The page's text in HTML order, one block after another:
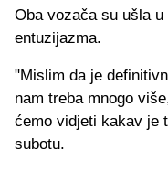
Oba vozača su ušla
entuzijazma.
"Mislim da je
nam treba mnogo
ćemo vidjeti kakav je
subotu.